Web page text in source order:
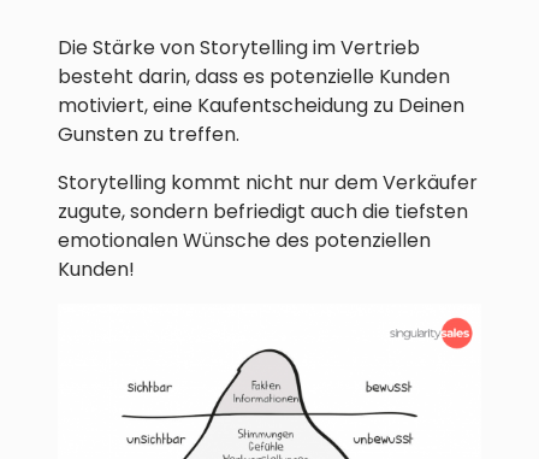
Die Stärke von Storytelling im Vertrieb
besteht darin, dass es potenzielle Kunden
motiviert, eine Kaufentscheidung zu Deinen
Gunsten zu treffen.
Storytelling kommt nicht nur dem Verkäufer
zugute, sondern befriedigt auch die tiefsten
emotionalen Wünsche des potenziellen
Kunden!